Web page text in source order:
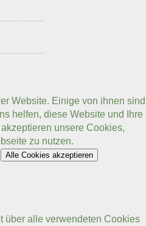
Website. Einige von ihnen sind
helfen, diese Website und Ihre
unsere Cookies,
zu nutzen.
Alle Cookies akzeptieren
über alle verwendeten Cookies